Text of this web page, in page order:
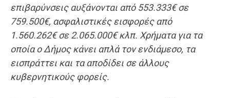
επιβαρύνσεις αυξάνονται από 553.333€ σε
759.500€, ασφαλιστικές εισφορές από
1.560.262€ σε 2.065.000€ κλπ. Χρήματα για τα
οποία ο Δήμος κάνει απλά τον ενδιάμεσο, τα
εισπράττει και τα αποδίδει σε άλλους
κυβερνητικούς φορείς.